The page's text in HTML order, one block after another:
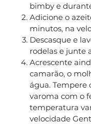
bimby e
Adicione o
minutos, na
Descasque e
rodelas e junte
Acrescente
camarão, o
água. Tempere
varoma com o
temperatura
velocidade